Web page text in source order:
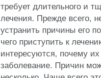
требует длительного и
лечения. Прежде всего,
устранить причины его
чего приступить к
интересуются, почему их
заболевание. Причин